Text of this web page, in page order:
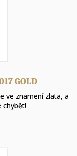
GOLD
ve znamení zlata, a
chybět!